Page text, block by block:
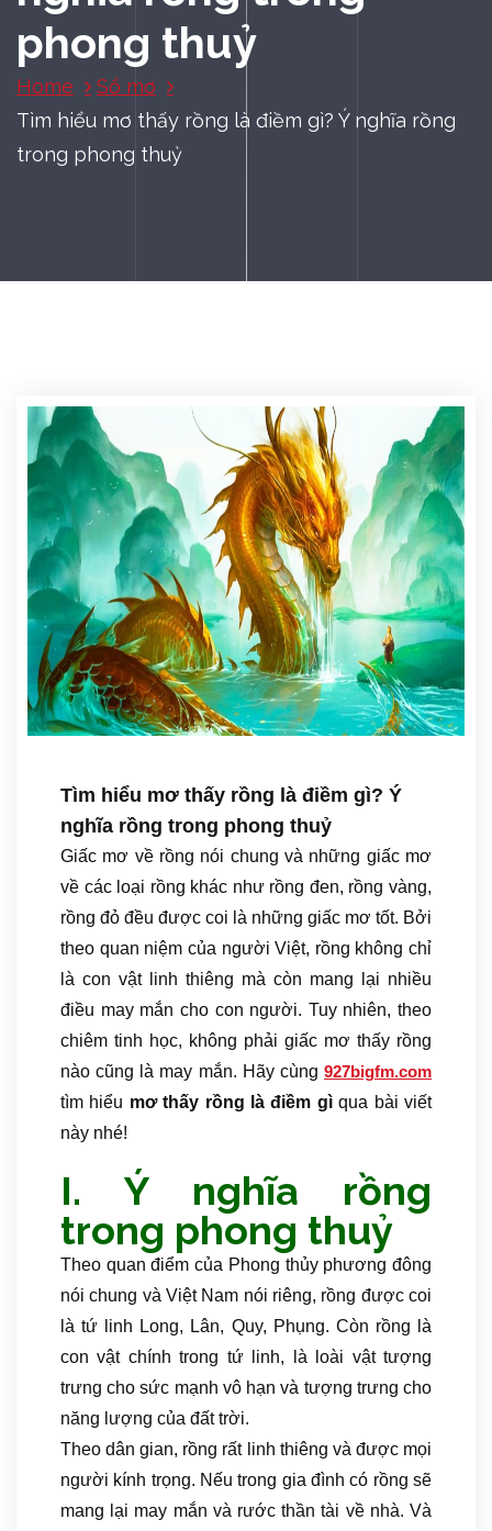
phong thuỷ
Home
Sổ mơ
Tìm hiểu mơ thấy rồng là điềm gì? Ý nghĩa rồng
trong phong thuỷ
Tìm hiểu mơ thấy rồng là điềm gì? Ý
nghĩa rồng trong phong thuỷ
Giấc mơ về rồng nói chung và những giấc mơ
về các loại rồng khác như rồng đen, rồng vàng,
rồng đỏ đều được coi là những giấc mơ tốt. Bởi
theo quan niệm của người Việt, rồng không chỉ
là con vật linh thiêng mà còn mang lại nhiều
điều may mắn cho con người. Tuy nhiên, theo
chiêm tinh học, không phải giấc mơ thấy rồng
nào cũng là may mắn. Hãy cùng 927bigfm.com
tìm hiểu mơ thấy rồng là điềm gìqua bài viết
này nhé!
I. Ý nghĩa rồng
trong phong thuỷ
Theo quan điểm của Phong thủy phương đông
nói chung và Việt Nam nói riêng, rồng được coi
là tứ linh Long, Lân, Quy, Phụng. Còn rồng là
con vật chính trong tứ linh, là loài vật tượng
trưng cho sức mạnh vô hạn và tượng trưng cho
năng lượng của đất trời.
Theo dân gian, rồng rất linh thiêng và được mọi
người kính trọng. Nếu trong gia đình có rồng sẽ
mang lại may mắn và rước thần tài về nhà. Và